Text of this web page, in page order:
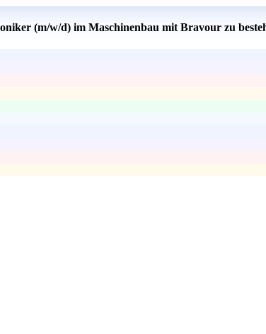
(m/w/d) im Maschinenbau mit Bravour zu